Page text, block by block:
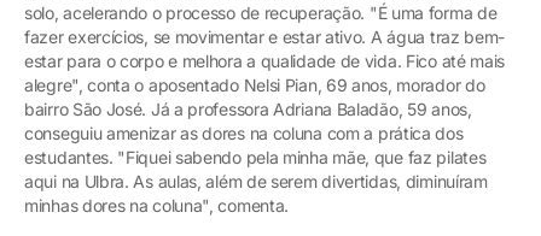
solo, acelerando o processo de recuperação. "É uma forma de
fazer exercícios, se movimentar e estar ativo. A água traz bem-
estar para o corpo e melhora a qualidade de vida. Fico até mais
alegre", conta o aposentado Nelsi Pian, 69 anos, morador do
bairro São José. Já a professora Adriana Baladão, 59 anos,
conseguiu amenizar as dores na coluna com a prática dos
estudantes. "Fiquei sabendo pela minha mãe, que faz pilates
aqui na Ulbra. As aulas, além de serem divertidas, diminuíram
minhas dores na coluna", comenta.